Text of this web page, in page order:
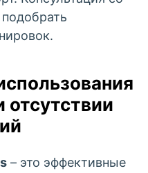
отсутствии
– это эффективные